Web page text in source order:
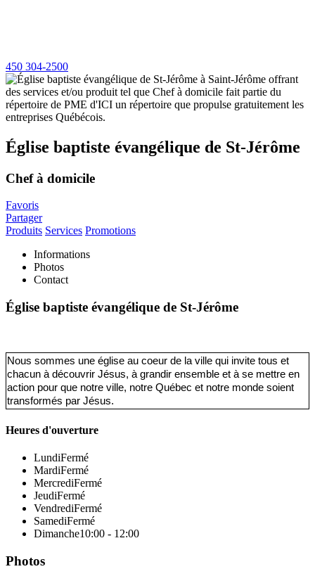
450 304-2500
Église baptiste évangélique de St-Jérôme
Chef à domicile
Favoris
Partager
Produits Services Promotions
Informations
Photos
Contact
Église baptiste évangélique de St-Jérôme
Nous sommes une église au coeur de la ville qui invite tous et
chacun à découvrir Jésus, à grandir ensemble et à se mettre en
action pour que notre ville, notre Québec et notre monde soient
transformés par Jésus.
Heures d'ouverture
LundiFermé
MardiFermé
MercrediFermé
JeudiFermé
VendrediFermé
SamediFermé
Dimanche10:00 - 12:00
Photos